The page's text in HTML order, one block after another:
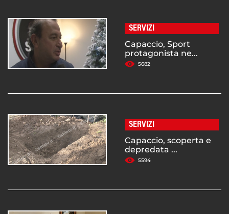
SERVIZI
Capaccio, Sport
protagonista ne...
5682
SERVIZI
Capaccio, scoperta e
depredata ...
5594